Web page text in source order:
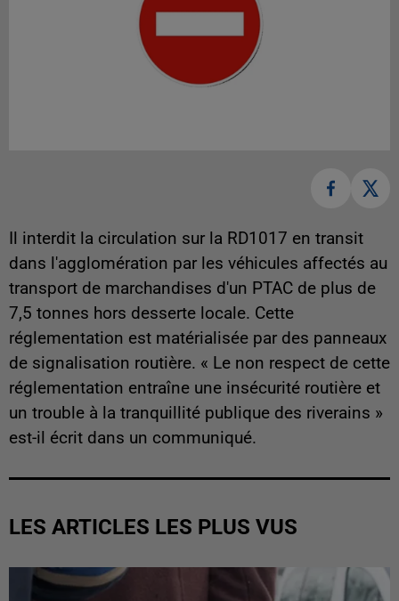
Il interdit la circulation sur la RD1017 en transit
dans l'agglomération par les véhicules affectés au
transport de marchandises d'un PTAC de plus de
7,5 tonnes hors desserte locale. Cette
réglementation est matérialisée par des panneaux
de signalisation routière. « Le non respect de cette
réglementation entraîne une insécurité routière et
un trouble à la tranquillité publique des riverains »
est-il écrit dans un communiqué.
LES ARTICLES LES PLUS VUS